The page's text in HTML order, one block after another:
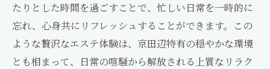
たりとした時間を過ごすことで、忙しい日常を一時的に
忘れ、心身共にリフレッシュすることができます。この
ような贅沢なエステ体験は、京田辺特有の穏やかな環境
とも相まって、日常の喧騒から解放される上質なリラク